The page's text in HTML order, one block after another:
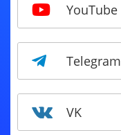
YouTube
Telegram
VK